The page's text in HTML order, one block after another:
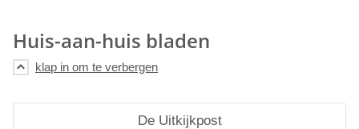
Huis-aan-huis bladen
De Uitkijkpost